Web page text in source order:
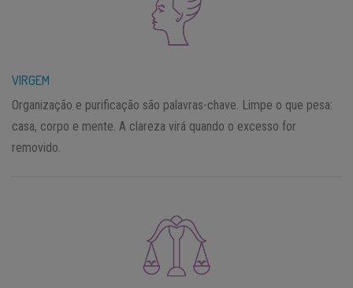
VIRGEM
Organização e purificação são palavras-chave. Limpe o que pesa:
casa, corpo e mente. A clareza virá quando o excesso for
removido.